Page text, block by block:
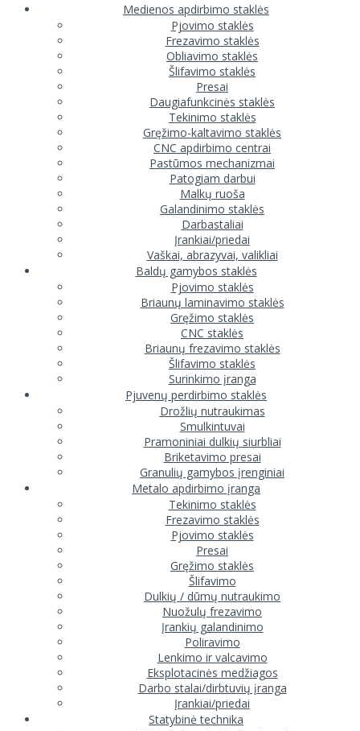
Medienos apdirbimo staklės
Pjovimo staklės
Frezavimo staklės
Obliavimo staklės
Šlifavimo staklės
Presai
Daugiafunkcinės staklės
Tekinimo staklės
Gręžimo-kaltavimo staklės
CNC apdirbimo centrai
Pastūmos mechanizmai
Patogiam darbui
Malkų ruoša
Galandinimo staklės
Darbastaliai
Įrankiai/priedai
Vaškai, abrazyvai, valikliai
Baldų gamybos staklės
Pjovimo staklės
Briaunų laminavimo staklės
Gręžimo staklės
CNC staklės
Briaunų frezavimo staklės
Šlifavimo staklės
Surinkimo įranga
Pjuvenų perdirbimo staklės
Drožlių nutraukimas
Smulkintuvai
Pramoniniai dulkių siurbliai
Briketavimo presai
Granulių gamybos įrenginiai
Metalo apdirbimo įranga
Tekinimo staklės
Frezavimo staklės
Pjovimo staklės
Presai
Gręžimo staklės
Šlifavimo
Dulkių / dūmų nutraukimo
Nuožulų frezavimo
Įrankių galandinimo
Poliravimo
Lenkimo ir valcavimo
Eksplotacinės medžiagos
Darbo stalai/dirbtuvių įranga
Įrankiai/priedai
Statybinė technika